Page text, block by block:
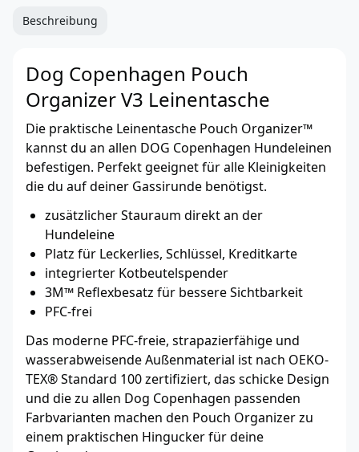
Beschreibung
Dog Copenhagen Pouch
Organizer V3 Leinentasche
Die praktische Leinentasche Pouch Organizer™
kannst du an allen DOG Copenhagen Hundeleinen
befestigen. Perfekt geeignet für alle Kleinigkeiten
die du auf deiner Gassirunde benötigst.
zusätzlicher Stauraum direkt an der
Hundeleine
Platz für Leckerlies, Schlüssel, Kreditkarte
integrierter Kotbeutelspender
3M™ Reflexbesatz für bessere Sichtbarkeit
PFC-frei
Das moderne PFC-freie, strapazierfähige und
wasserabweisende Außenmaterial ist nach OEKO-
TEX® Standard 100 zertifiziert, das schicke Design
und die zu allen Dog Copenhagen passenden
Farbvarianten machen den Pouch Organizer zu
einem praktischen Hingucker für deine